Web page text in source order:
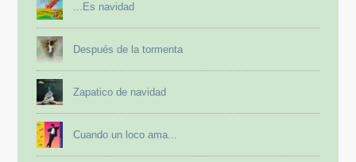
...Es navidad
Después de la tormenta
Zapatico de navidad
Cuando un loco ama...